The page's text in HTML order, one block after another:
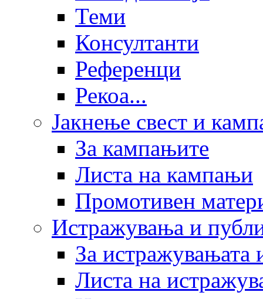
Теми
Консултанти
Референци
Рекоа...
Јакнење свест и
За кампањите
Листа на кампањи
Промотивен
Истражувања и
За истражувањата
Листа на